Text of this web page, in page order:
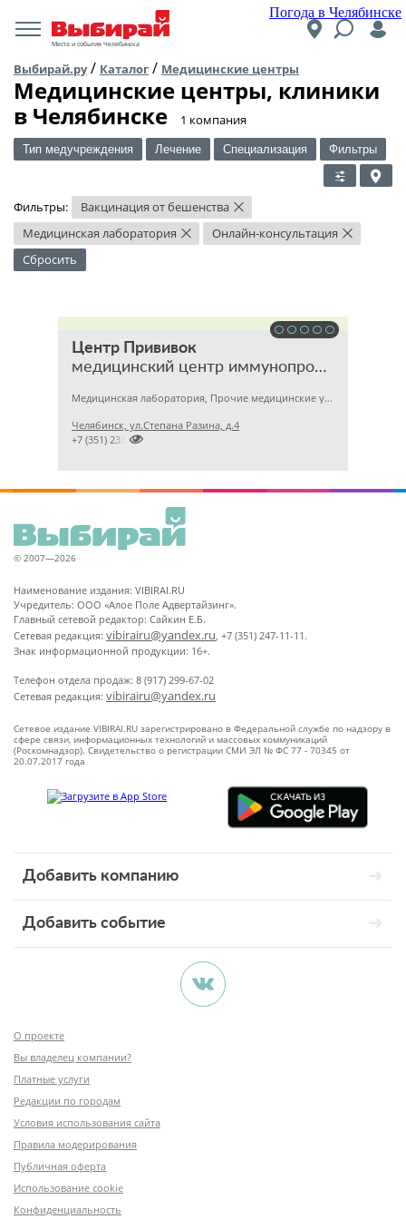
Погода в Челябинске
Места и события Челябинска
Выбирай.ру/ Каталог / Медицинские центры
Медицинские центры, клиники
в Челябинске
​1 компания
Тип медучреждения Лечение Специализация Фильтры
Фильтры: Вакцинация от бешенства ×
Медицинская лаборатория × Онлайн-консультация ×
Сбросить
Центр Прививок
медицинский центр иммунопрофилактики
Медицинская лаборатория, Прочие медицинские учреждения, Медицинский центр
Челябинск, ул.Степана Разина, д.4

+7 (351) 2334703
© 2007—2026
Наименование издания: VIBIRAI.RU
Учредитель: ООО «Алое Поле Адвертайзинг».
Главный сетевой редактор: Сайкин Е.Б.
Сетевая редакция: vibirairu@yandex.ru, +7 (351) 247-11-11.
Знак информационной продукции: 16+.
Телефон отдела продаж: 8 (917) 299-67-02
Сетевая редакция: vibirairu@yandex.ru
Сетевое издание VIBIRAI.RU зарегистрировано в Федеральной службе по надзору в
сфере связи, информационных технологий и массовых коммуникаций
(Роскомнадзор). Свидетельство о регистрации СМИ ЭЛ № ФС 77 - 70345 от
20.07.2017 года
Добавить компанию
Добавить событие
О проекте
Вы владелец компании?
Платные услуги
Редакции по городам
Условия использования сайта
Правила модерирования
Публичная оферта
Использование cookie
Конфиденциальность